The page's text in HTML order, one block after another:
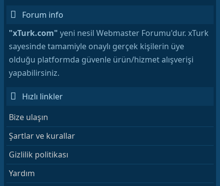
Forum info
"xTurk.com" yeni nesil Webmaster Forumu'dur. xTurk
sayesinde tamamiyle onaylı gerçek kişilerin üye
olduğu platformda güvenle ürün/hizmet alışverişi
yapabilirsiniz.
Hızlı linkler
Bize ulaşın
Şartlar ve kurallar
Gizlilik politikası
Yardım